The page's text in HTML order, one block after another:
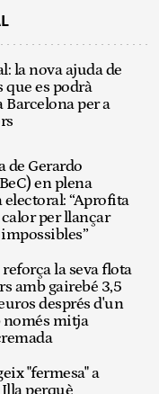
la nova ajuda de
es podrà
Barcelona per a
de Gerardo
en plena
electoral: “Aprofita
per llançar
la seva flota
amb gairebé 3,5
després d'un
mitja
"fermesa" a
perquè